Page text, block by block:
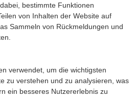
bestimmte Funktionen
von Inhalten der Website auf
Sammeln von Rückmeldungen und
verwendet, um die wichtigsten
zu verstehen und zu analysieren, was
ein besseres Nutzererlebnis zu